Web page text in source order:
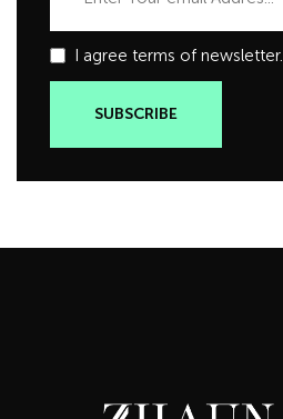
I agree terms of newsletter.